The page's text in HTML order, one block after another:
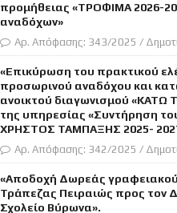
προμήθειας «ΤΡΟΦΙΜΑ 2026-
αναδόχων»
Αρ. Απόφασης: 343/2025 /
«Επικύρωση του πρακτικού
προσωρινού αναδόχου και
ανοικτού διαγωνισμού «ΚΑΤΩ
της υπηρεσίας «Συντήρηση
ΧΡΗΣΤΟΣ ΤΑΜΠΑΞΗΣ 2025-
Αρ. Απόφασης: 342/2025 /
«Αποδοχή Δωρεάς
Τράπεζας Πειραιώς προς τον
Σχολείο Βύρωνα».